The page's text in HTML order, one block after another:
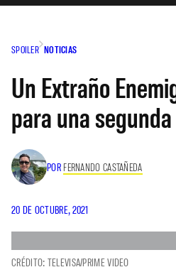
SPOILER NOTICIAS
Un Extraño
para una
POR FERNANDO CASTAÑEDA
20 DE OCTUBRE, 2021
CRÉDITO: TELEVISA/PRIME VIDEO